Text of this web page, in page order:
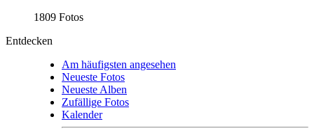
1809 Fotos
Entdecken
Am häufigsten angesehen
Neueste Fotos
Neueste Alben
Zufällige Fotos
Kalender